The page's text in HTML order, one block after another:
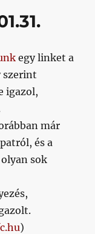
egy linket a
szerint
igazol,
már
és a
sok
)